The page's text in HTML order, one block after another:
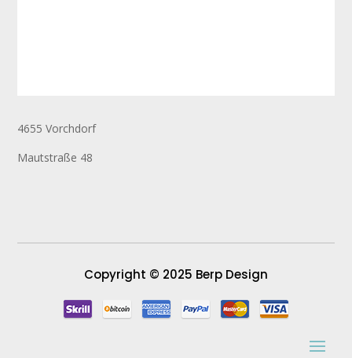
4655 Vorchdorf
Mautstraße 48
Copyright © 2025 Berp Design